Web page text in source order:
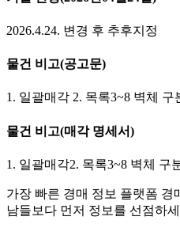
2026.4.24. 변경 후 추후지정
물건 비고(공고문)
1. 일괄매각 2. 목록3~8 벽체
물건 비고(매각 명세서)
1. 일괄매각2. 목록3~8 벽체 구
가장 빠른 경매 정보 플랫폼 경
남들보다 먼저 정보를 선점하